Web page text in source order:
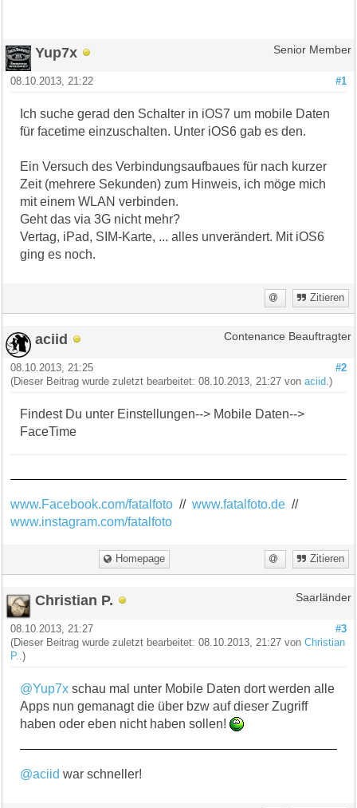
Yup7x Senior Member
#1
08.10.2013, 21:22
Ich suche gerad den Schalter in iOS7 um mobile Daten
für facetime einzuschalten. Unter iOS6 gab es den.
Ein Versuch des Verbindungsaufbaues für nach kurzer
Zeit (mehrere Sekunden) zum Hinweis, ich möge mich
mit einem WLAN verbinden.
Geht das via 3G nicht mehr?
Vertag, iPad, SIM-Karte, ... alles unverändert. Mit iOS6
ging es noch.
Zitieren
aciid Contenance Beauftragter
#2
08.10.2013, 21:25
(Dieser Beitrag wurde zuletzt bearbeitet: 08.10.2013, 21:27 vonaciid .)
Findest Du unter Einstellungen--> Mobile Daten-->
FaceTime
www.Facebook.com/fatalfoto //www.fatalfoto.de //
www.instagram.com/fatalfoto
Homepage Zitieren
Christian P. Saarländer
#3
08.10.2013, 21:27
(Dieser Beitrag wurde zuletzt bearbeitet: 08.10.2013, 21:27 vonChristian
P. .)
@Yup7x schau mal unter Mobile Daten dort werden alle
Apps nun gemanagt die über bzw auf dieser Zugriff
haben oder eben nicht haben sollen!
@aciid war schneller!